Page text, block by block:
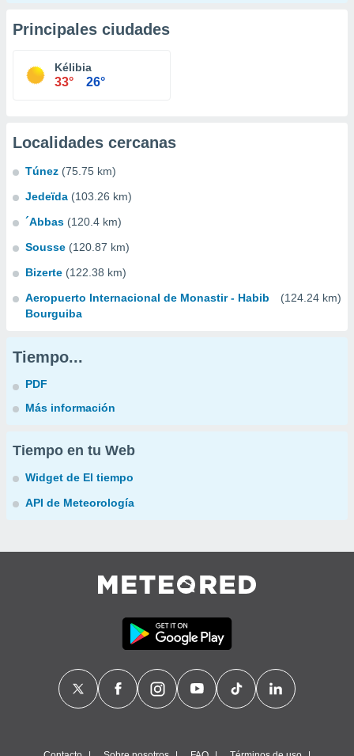
Principales ciudades
Kélibia
33° 26°
Localidades cercanas
Túnez (75.75 km)
Jedeïda (103.26 km)
´Abbas (120.4 km)
Sousse (120.87 km)
Bizerte (122.38 km)
Aeropuerto Internacional de Monastir - Habib
Bourguiba
(124.24 km)
Tiempo...
PDF
Más información
Tiempo en tu Web
Widget de El tiempo
API de Meteorología